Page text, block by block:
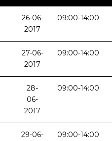
26-06-
2017
09:00-14:00
27-06-
2017
09:00-14:00
28-
06-
2017
09:00-14:00
29-06-
09:00-14:00